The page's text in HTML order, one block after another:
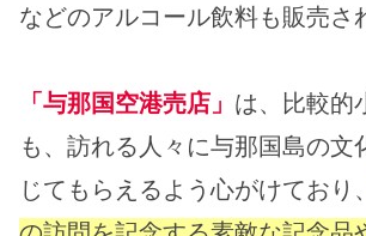
などのアルコール飲料も販売さ
「与那国空港売店」 は、比較的
も、訪れる人々に与那国島の文
じてもらえるよう心がけており、